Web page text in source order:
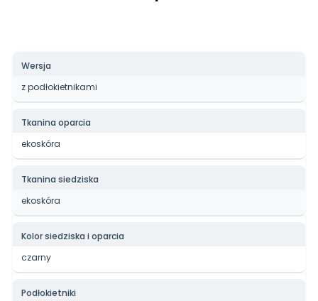
Wersja
z podłokietnikami
Tkanina oparcia
ekoskóra
Tkanina siedziska
ekoskóra
Kolor siedziska i oparcia
czarny
Podłokietniki